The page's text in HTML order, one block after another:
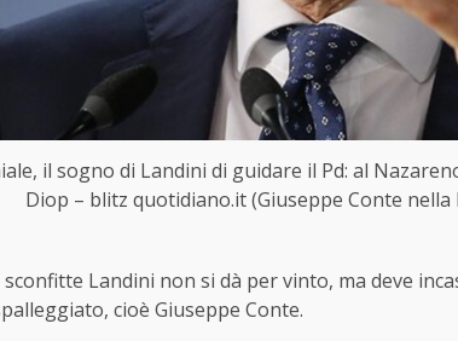
il sogno di Landini di guidare il Pd: al
Diop – blitz quotidiano.it (Giuseppe Conte nella
Landini non si dà per vinto, ma deve
cioè Giuseppe Conte.